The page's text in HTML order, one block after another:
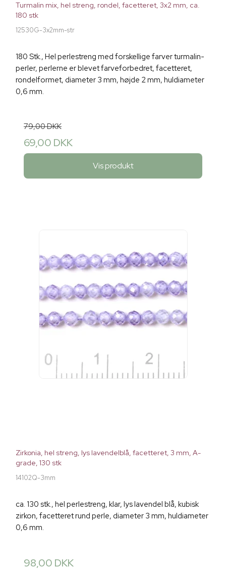
Turmalin mix, hel streng, rondel, facetteret, 3x2 mm, ca.
180 stk
12530G-3x2mm-str
180 Stk., Hel perlestreng med forskellige farver turmalin-
perler, perlerne er blevet farveforbedret, facetteret,
rondelformet, diameter 3 mm, højde 2 mm, huldiameter
0,6 mm.
79,00 DKK
69,00 DKK
Vis produkt
Zirkonia, hel streng, lys lavendelblå, facetteret, 3 mm, A-
grade, 130 stk
14102Q-3mm
ca. 130 stk., hel perlestreng, klar, lys lavendel blå, kubisk
zirkon, facetteret rund perle, diameter 3 mm, huldiameter
0,6 mm.
98,00 DKK